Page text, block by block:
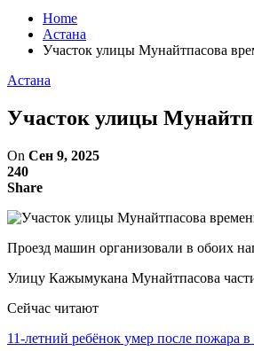
Home
Астана
Участок улицы Мунайтпасова
Астана
Участок улицы
On Сен 9, 2025
240
Share
Проезд машин организовали в обоих
Улицу Кажымукана Мунайтпасова
Сейчас читают
11-летний ребёнок умер после пожара